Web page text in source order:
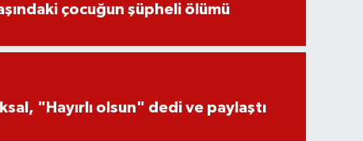
çocuğun şüpheli ölümü
"Hayırlı olsun" dedi ve paylaştı